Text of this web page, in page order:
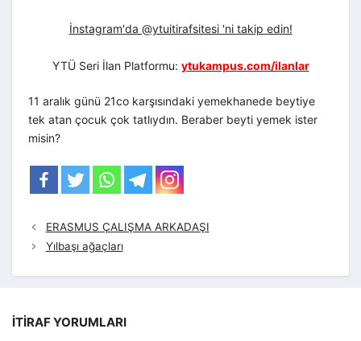
İnstagram'da @ytuitirafsitesi 'ni takip edin!
YTÜ Seri İlan Platformu: ytukampus.com/ilanlar
11 aralık günü 21co karşısındaki yemekhanede beytiye
tek atan çocuk çok tatlıydın. Beraber beyti yemek ister
misin?
ERASMUS ÇALIŞMA ARKADAŞI
Yılbaşı ağaçları
İTIRAF YORUMLARI